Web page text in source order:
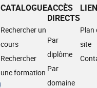
CATALOGUE
Rechercher un
cours
Rechercher
une formation
ACCÈS
DIRECTS
Par
diplôme
Par
domaine
Plan
site